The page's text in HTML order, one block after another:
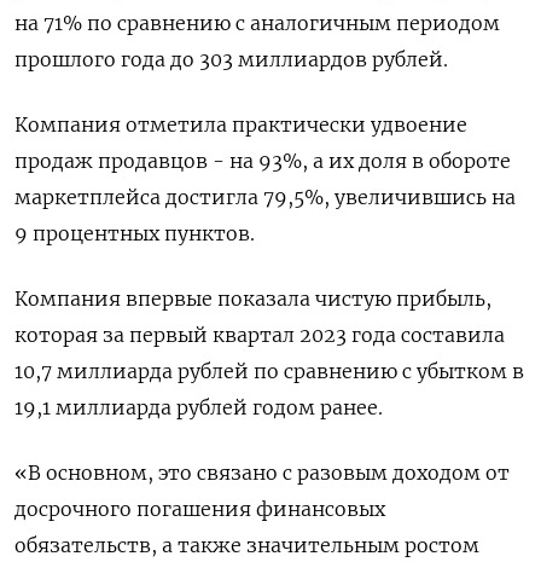
на 71% по сравнению с аналогичным периодом
прошлого года до 303 миллиардов рублей.
Компания отметила практически удвоение
продаж продавцов - на 93%, а их доля в обороте
маркетплейса достигла 79,5%, увеличившись на
9 процентных пунктов.
Компания впервые показала чистую прибыль,
которая за первый квартал 2023 года составила
10,7 миллиарда рублей по сравнению с убытком в
19,1 миллиарда рублей годом ранее.
«В основном, это связано с разовым доходом от
досрочного погашения финансовых
обязательств, а также значительным ростом